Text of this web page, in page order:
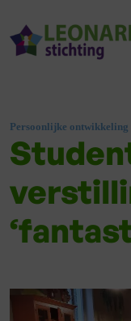
Persoonlijke